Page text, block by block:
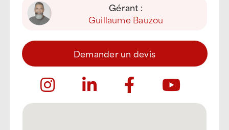
Gérant :
Guillaume Bauzou
Demander un devis